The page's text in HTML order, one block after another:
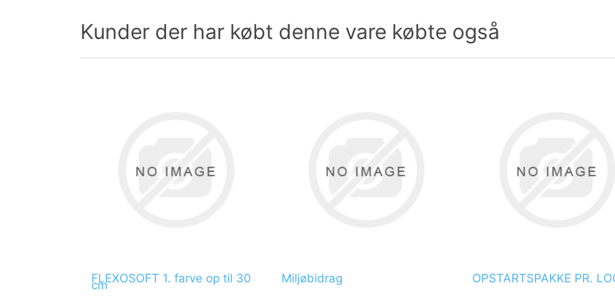
Kunder der har købt denne vare købte også
FLEXOSOFT 1. farve op til 30
cm Miljøbidrag OPSTARTSPAKKE PR.